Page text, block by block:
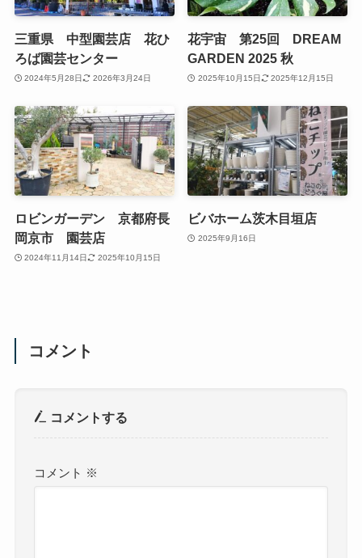
三重県 中型園芸店 花ひ
ろば園芸センター
2024年5月28日 2026年3月24日
花宇宙 第25回 DREAM
GARDEN 2025 秋
2025年10月15日 2025年12月15日
ロビンガーデン 京都府長
岡京市 園芸店
2024年11月14日 2025年10月15日
ビバホーム茨木目垣店
2025年9月16日
コメント
コメントする
コメント ※